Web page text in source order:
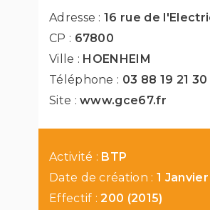
Adresse :16 rue de
CP : 67800
Ville : HOENHEIM
Téléphone : 03 88 19 21 30
Site :www.gce67.fr
Activité : BTP
Date de création : 1
Effectif :200 (2015)